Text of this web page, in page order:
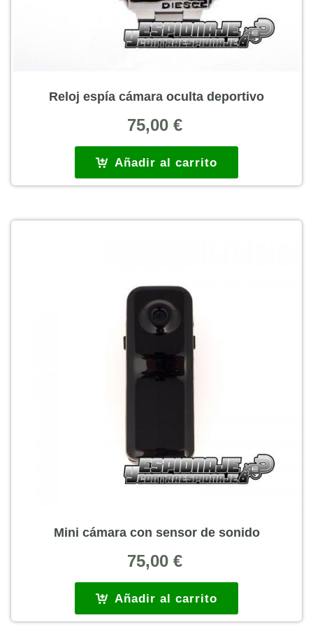
Reloj espía cámara oculta deportivo
75,00 €
Añadir al carrito
Mini cámara con sensor de sonido
75,00 €
Añadir al carrito